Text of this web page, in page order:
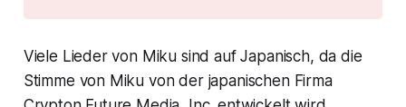
Viele Lieder von Miku sind auf Japanisch, da die
Stimme von Miku von der japanischen Firma